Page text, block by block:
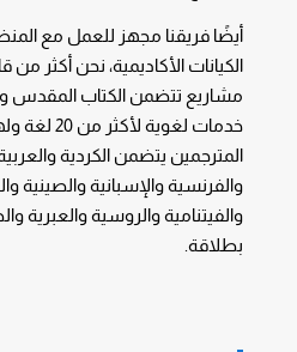
أيضًا فريقنا مجهز للعمل مع
الكيانات الأكاديمية، نحن أكثر
مشاريع تتضمن الكتاب المقدس
خدمات لغوية
المترجمين يتضمن الكردية
والفرنسية والإسبانية والصينية
والفيتنامية والروسية والعبرية
بطلاقة.